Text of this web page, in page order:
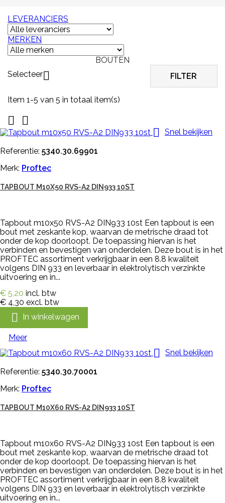
LEVERANCIERS
MERKEN
BOUTEN
Selecteer FILTER
Item 1-5 van 5 in totaal item(s)


 Snel bekijken
Referentie: 5340.30.69901
Merk: Proftec
TAPBOUT M10X50 RVS-A2 DIN933 10ST
Tapbout m10x50 RVS-A2 DIN933 10st Een tapbout is een
bout met zeskante kop, waarvan de metrische draad tot
onder de kop doorloopt. De toepassing hiervan is het
verbinden en bevestigen van onderdelen. Deze bout is in het
PROFTEC assortiment verkrijgbaar in een 8.8 kwaliteit
volgens DIN 933 en leverbaar in elektrolytisch verzinkte
uitvoering en in...
€ 5,20 incl. btw
€ 4,30 excl. btw
 In winkelwagen
Meer
 Snel bekijken
Referentie: 5340.30.70001
Merk: Proftec
TAPBOUT M10X60 RVS-A2 DIN933 10ST
Tapbout m10x60 RVS-A2 DIN933 10st Een tapbout is een
bout met zeskante kop, waarvan de metrische draad tot
onder de kop doorloopt. De toepassing hiervan is het
verbinden en bevestigen van onderdelen. Deze bout is in het
PROFTEC assortiment verkrijgbaar in een 8.8 kwaliteit
volgens DIN 933 en leverbaar in elektrolytisch verzinkte
uitvoering en in...